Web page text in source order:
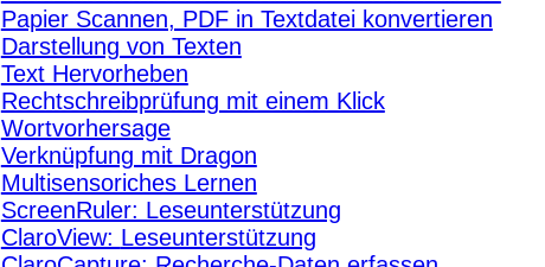
Papier Scannen, PDF in Textdatei konvertieren
Darstellung von Texten
Text Hervorheben
Rechtschreibprüfung mit einem Klick
Wortvorhersage
Verknüpfung mit Dragon
Multisensoriches Lernen
ScreenRuler: Leseunterstützung
ClaroView: Leseunterstützung